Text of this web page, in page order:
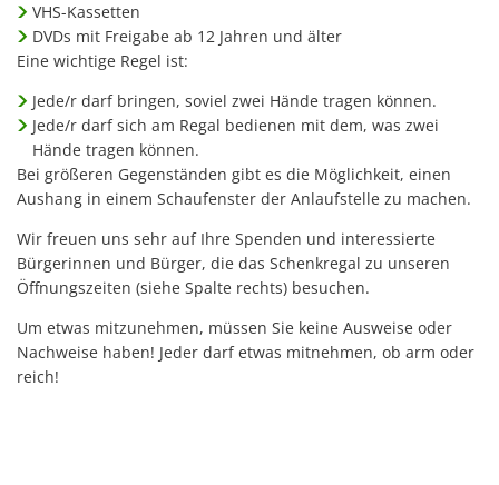
VHS-Kassetten
DVDs mit Freigabe ab 12 Jahren und älter
Eine wichtige Regel ist:
Jede/r darf bringen, soviel zwei Hände tragen können.
Jede/r darf sich am Regal bedienen mit dem, was zwei
Hände tragen können.
Bei größeren Gegenständen gibt es die Möglichkeit, einen
Aushang in einem Schaufenster der Anlaufstelle zu machen.
Wir freuen uns sehr auf Ihre Spenden und interessierte
Bürgerinnen und Bürger, die das Schenkregal zu unseren
Öffnungszeiten (siehe Spalte rechts) besuchen.
Um etwas mitzunehmen, müssen Sie keine Ausweise oder
Nachweise haben! Jeder darf etwas mitnehmen, ob arm oder
reich!